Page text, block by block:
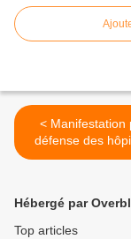
< Manifestation pour la
défense des
l'Aisne
Hébergé par
Top articles